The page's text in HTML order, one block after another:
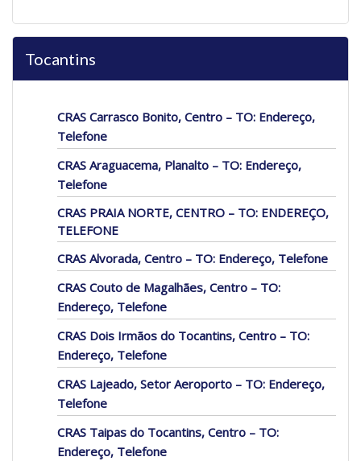
Tocantins
CRAS Carrasco Bonito, Centro – TO: Endereço,
Telefone
CRAS Araguacema, Planalto – TO: Endereço,
Telefone
CRAS PRAIA NORTE, CENTRO – TO: ENDEREÇO,
TELEFONE
CRAS Alvorada, Centro – TO: Endereço, Telefone
CRAS Couto de Magalhães, Centro – TO:
Endereço, Telefone
CRAS Dois Irmãos do Tocantins, Centro – TO:
Endereço, Telefone
CRAS Lajeado, Setor Aeroporto – TO: Endereço,
Telefone
CRAS Taipas do Tocantins, Centro – TO:
Endereço, Telefone